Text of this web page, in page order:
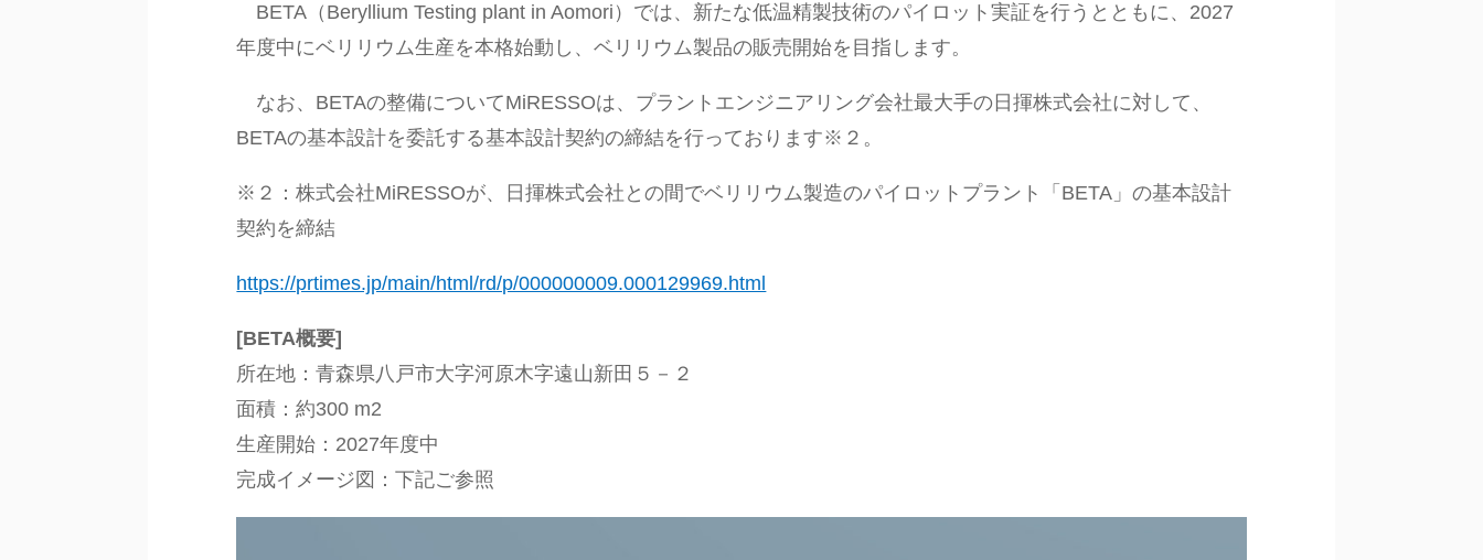
BETA（Beryllium Testing plant in Aomori）では、新たな低温精製技術のパイロット実証を行うとともに、2027
年度中にベリリウム生産を本格始動し、ベリリウム製品の販売開始を目指します。
なお、BETAの整備についてMiRESSOは、プラントエンジニアリング会社最大手の日揮株式会社に対して、
BETAの基本設計を委託する基本設計契約の締結を行っております※２。
※２：株式会社MiRESSOが、日揮株式会社との間でベリリウム製造のパイロットプラント「BETA」の基本設計
契約を締結
https://prtimes.jp/main/html/rd/p/000000009.000129969.html
[BETA概要]
所在地：青森県八戸市大字河原木字遠山新田５－２
面積：約300 m2
生産開始：2027年度中
完成イメージ図：下記ご参照